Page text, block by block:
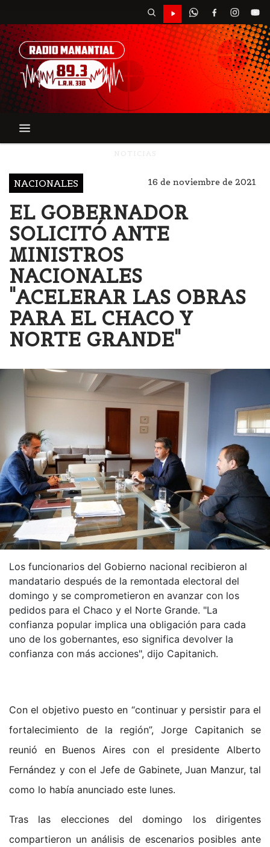
NACIONALES 16 de noviembre de 2021
EL GOBERNADOR
SOLICITÓ ANTE
MINISTROS
NACIONALES
"ACELERAR LAS OBRAS
PARA EL CHACO Y
NORTE GRANDE"
Los funcionarios del Gobierno nacional recibieron al
mandatario después de la remontada electoral del
domingo y se comprometieron en avanzar con los
pedidos para el Chaco y el Norte Grande. "La
confianza popular implica una obligación para cada
uno de los gobernantes, eso significa devolver la
confianza con más acciones", dijo Capitanich.
Con el objetivo puesto en “continuar y persistir para el
fortalecimiento de la región”, Jorge Capitanich se
reunió en Buenos Aires con el presidente Alberto
Fernández y con el Jefe de Gabinete, Juan Manzur, tal
como lo había anunciado este lunes.
Tras las elecciones del domingo los dirigentes
compartieron un análisis de escenarios posibles ante